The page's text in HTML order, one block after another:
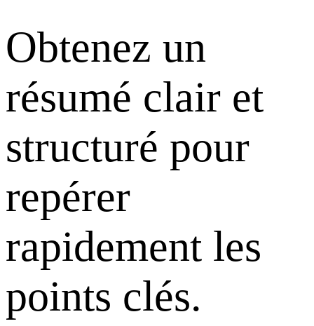
Obtenez un
résumé clair et
structuré pour
repérer
rapidement les
points clés.